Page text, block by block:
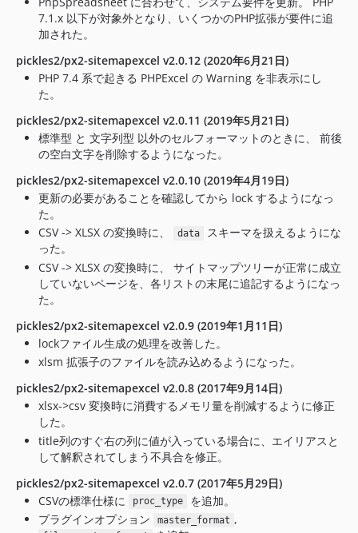
7.1.x 以下が対象外となり、いくつかのPHP拡張が要件に追
加された。
pickles2/px2-sitemapexcel v2.0.12 (2020年6月21日)
PHP 7.4 系で起きる PHPExcel の Warning を非表示にし
た。
pickles2/px2-sitemapexcel v2.0.11 (2019年5月21日)
標準型 と 文字列型 以外のセルフォーマットのときに、 前後
の空白文字を削除するようになった。
pickles2/px2-sitemapexcel v2.0.10 (2019年4月19日)
更新の必要があることを確認してから lock するようになっ
た。
CSV -> XLSX の変換時に、
data
スキーマを扱えるようにな
った。
CSV -> XLSX の変換時に、 サイトマップツリーが正常に成立
していないページを、各リストの末尾に追記するようになっ
た。
pickles2/px2-sitemapexcel v2.0.9 (2019年1月11日)
lockファイル生成の処理を改善した。
xlsm 拡張子のファイルを読み込めるようになった。
pickles2/px2-sitemapexcel v2.0.8 (2017年9月14日)
xlsx->csv 変換時に消費するメモリ量を削減するように修正
した。
title列のすぐ右の列に値が入っている場合に、エイリアスと
して解釈されてしまう不具合を修正。
pickles2/px2-sitemapexcel v2.0.7 (2017年5月29日)
CSVの標準仕様に
proc_type
を追加。
プラグインオプション
master_format ,